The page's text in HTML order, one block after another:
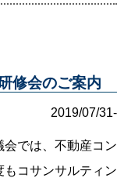
修会のご案内
2019/07/31-
では、不動産コン
コサンサルティン